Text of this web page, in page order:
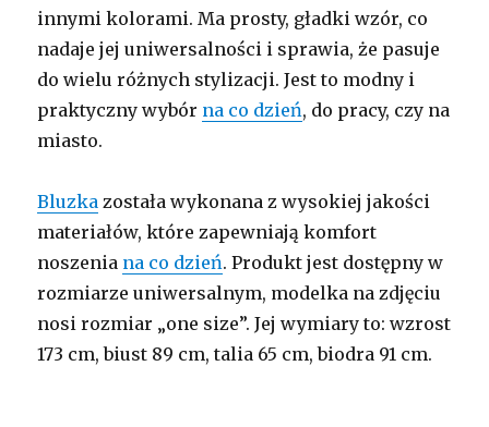
innymi kolorami. Ma prosty, gładki wzór, co
nadaje jej uniwersalności i sprawia, że pasuje
do wielu różnych stylizacji. Jest to modny i
praktyczny wybór na co dzień, do pracy, czy na
miasto.
Bluzka została wykonana z wysokiej jakości
materiałów, które zapewniają komfort
noszenia na co dzień. Produkt jest dostępny w
rozmiarze uniwersalnym, modelka na zdjęciu
nosi rozmiar „one size”. Jej wymiary to: wzrost
173 cm, biust 89 cm, talia 65 cm, biodra 91 cm.